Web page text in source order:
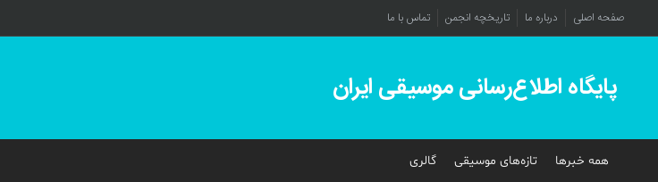
صفحه اصلی درباره ما تاریخچه انجمن تماس با ما
پایگاه اطلاع‌رسانی موسیقی ایران
همه خبرها تازه‌های موسیقی گالری